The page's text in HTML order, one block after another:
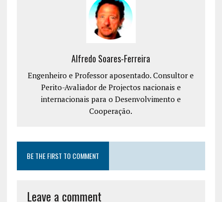
Alfredo Soares-Ferreira
Engenheiro e Professor aposentado. Consultor e
Perito-Avaliador de Projectos nacionais e
internacionais para o Desenvolvimento e
Cooperação.
BE THE FIRST TO COMMENT
Leave a comment